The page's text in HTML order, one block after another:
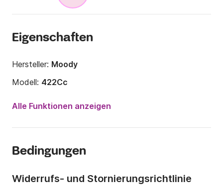
Eigenschaften
Hersteller: Moody
Modell: 422Cc
1987 (Renoviert in 2025)
Anzahl Schlafplätze:
Alle Funktionen anzeigen
Bedingungen
Widerrufs- und Stornierungsrichtlinie